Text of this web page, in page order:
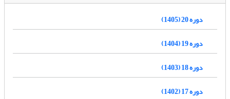
دوره 20 (1405)
دوره 19 (1404)
دوره 18 (1403)
دوره 17 (1402)